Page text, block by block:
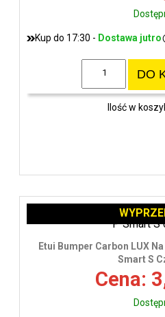
Kup do 17:30 - Dostawa jutro
DO
Ilość w
Etui Bumper Carbon LUX
Smart S
Cena: